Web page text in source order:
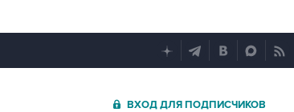
ВХОД ДЛЯ ПОДПИСЧИКОВ